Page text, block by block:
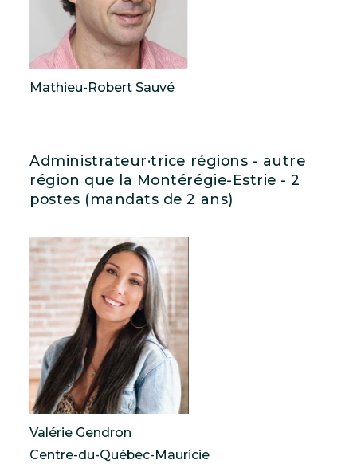
Mathieu-Robert Sauvé
Administrateur·trice régions - autre
région que la Montérégie-Estrie - 2
postes (mandats de 2 ans)
Valérie Gendron
Centre-du-Québec-Mauricie